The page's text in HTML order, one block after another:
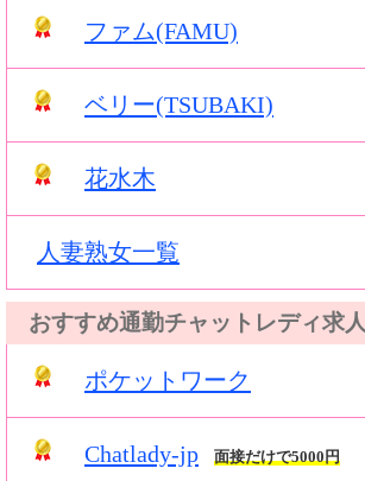
ファム(FAMU)
ベリー(TSUBAKI)
花水木
人妻熟女一覧
おすすめ通勤チャットレディ求人
ポケットワーク
Chatlady-jp 面接だけで5000円